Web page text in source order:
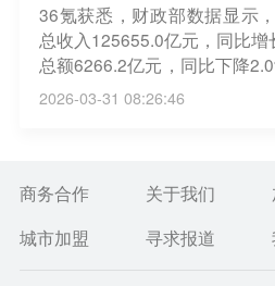
36氪获悉，财政部数据显示
总收入125655.0亿元，同比
总额6266.2亿元，同比下降
10932.5亿元，同比下降2.3%
2026-03-31 08:26:46
商务合作 关于我们
城市加盟
寻求报道